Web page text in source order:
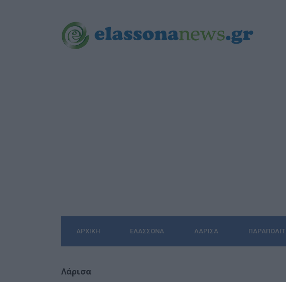
ΑΡΧΙΚΉ ΕΛΑΣΣΌΝΑ ΛΆΡΙΣΑ
Λάρισα